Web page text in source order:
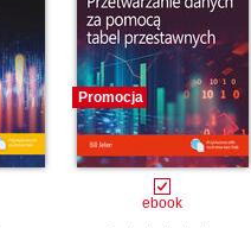
Promocja
ebook